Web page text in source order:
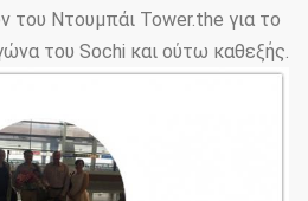
του Ντουμπάι Tower.the για το
του Sochi και ούτω καθεξής.